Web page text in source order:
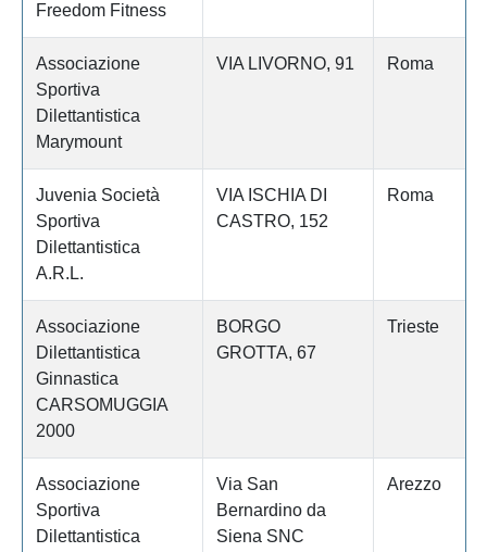
Freedom Fitness
Associazione
Sportiva
Dilettantistica
Marymount
VIA LIVORNO, 91 Roma
Juvenia Società
Sportiva
Dilettantistica
A.R.L.
VIA ISCHIA DI
CASTRO, 152
Roma
Associazione
Dilettantistica
Ginnastica
CARSOMUGGIA
2000
BORGO
GROTTA, 67
Trieste
Associazione
Sportiva
Dilettantistica
Via San
Bernardino da
Siena SNC
Arezzo